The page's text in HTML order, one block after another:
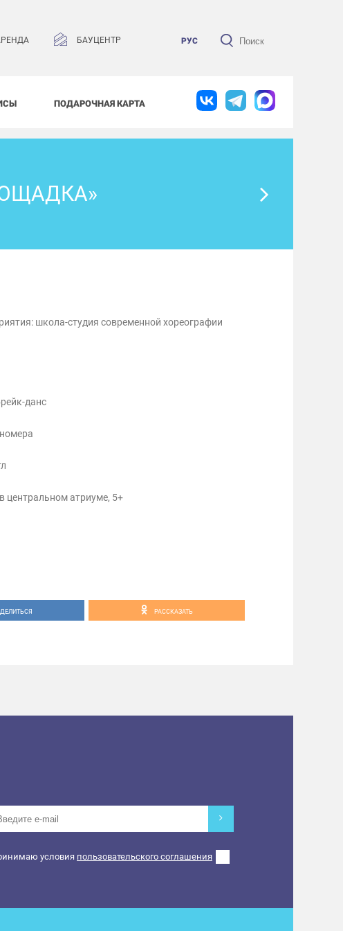
БАУЦЕНТР РУС
ПОДАРОЧНАЯ КАРТА
школа-студия современной хореографии
данс
центральном атриуме, 5+
РАССКАЗАТЬ
условия пользовательского соглашения